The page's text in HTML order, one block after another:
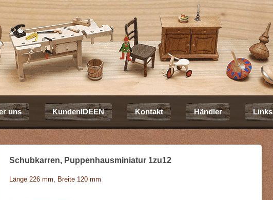
uns KundenIDEEN Kontakt Händler Links
Schubkarren, Puppenhausminiatur 1zu12
Länge 226 mm, Breite 120 mm